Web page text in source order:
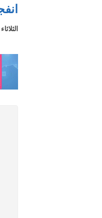
الثلاثاء ١٤ يونيو ٢٠١٦ - ١٧: ٠٨ م +02:00 CEST